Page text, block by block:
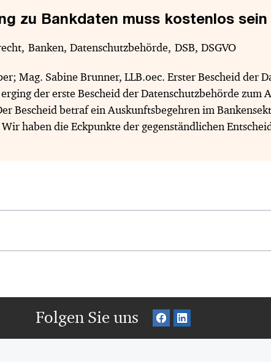
zu Bankdaten muss kostenlos sein
Banken Datenschutzbehörde DSB DSGVO
Mag. Sabine Brunner, LLB.oec. Erster Bescheid der
der erste Bescheid der Datenschutzbehörde zum
Bescheid betraf ein Auskunftsbegehren im
haben die Eckpunkte der gegenständlichen
Folgen Sie uns